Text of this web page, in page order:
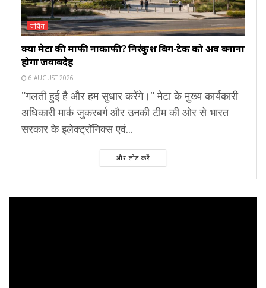
चर्चित
क्या मेटा की माफी नाकाफी? निरंकुश बिग-टेक को अब बनाना
होगा जवाबदेह
6 AUGUST 2026
"गलती हुई है और हम सुधार करेंगे।" मेटा के मुख्य कार्यकारी
अधिकारी मार्क जुकरबर्ग और उनकी टीम की ओर से भारत
सरकार के इलेक्ट्रॉनिक्स एवं...
और लोड करें